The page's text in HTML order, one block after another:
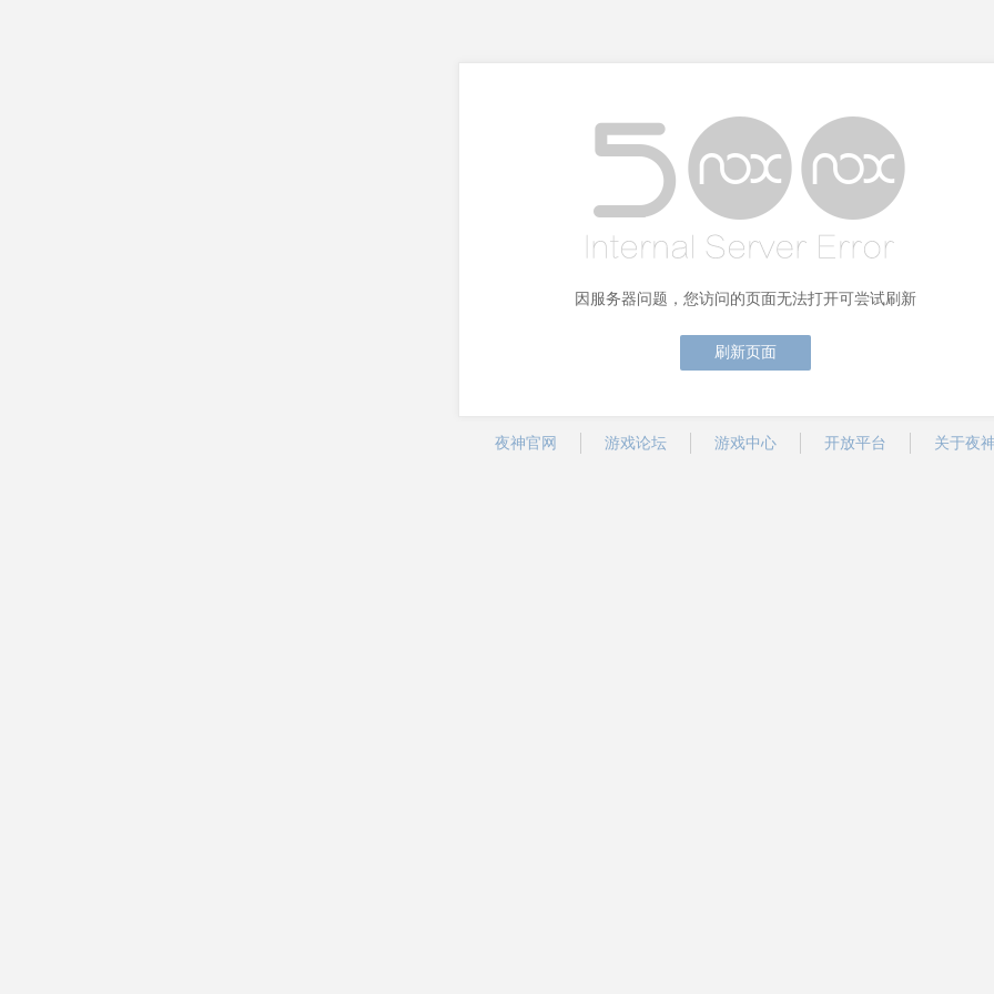
因服务器问题，您访问的页面无法打开可尝试刷新
刷新页面
夜神官网 游戏论坛 游戏中心 开放平台 关于夜